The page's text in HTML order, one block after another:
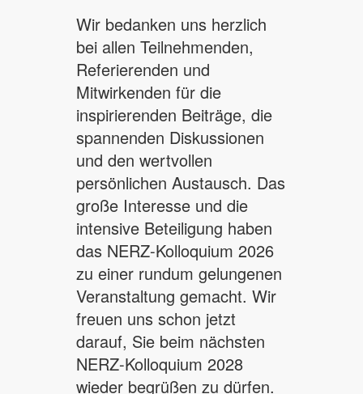
Wir bedanken uns herzlich
bei allen Teilnehmenden,
Referierenden und
Mitwirkenden für die
inspirierenden Beiträge, die
spannenden Diskussionen
und den wertvollen
persönlichen Austausch. Das
große Interesse und die
intensive Beteiligung haben
das NERZ-Kolloquium 2026
zu einer rundum gelungenen
Veranstaltung gemacht. Wir
freuen uns schon jetzt
darauf, Sie beim nächsten
NERZ-Kolloquium 2028
wieder begrüßen zu dürfen.